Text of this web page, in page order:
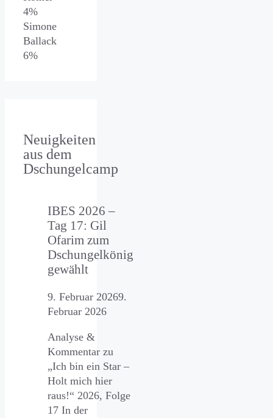
4%
Simone
Ballack
6%
Neuigkeiten
aus dem
Dschungelcamp
IBES 2026 –
Tag 17: Gil
Ofarim zum
Dschungelkönig
gewählt
9. Februar 20269.
Februar 2026
Analyse &
Kommentar zu
„Ich bin ein Star –
Holt mich hier
raus!“ 2026, Folge
17 In der